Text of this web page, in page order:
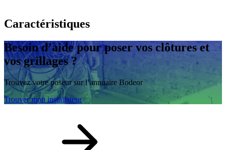
Caractéristiques
Besoin d’aidepour poser vos clôtures et
vos grillages ?
Trouvez votre poseur sur l’annuaire Bodeor
Trouver mon installateur